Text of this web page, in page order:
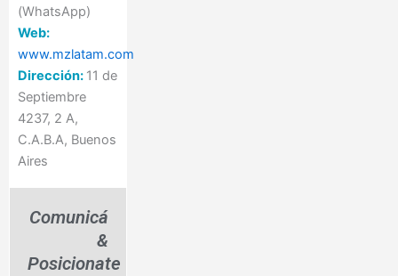
(WhatsApp)
Web:
www.mzlatam.com
Dirección: 11 de
Septiembre
4237, 2 A,
C.A.B.A, Buenos
Aires
Comunicá
&
Posicionate